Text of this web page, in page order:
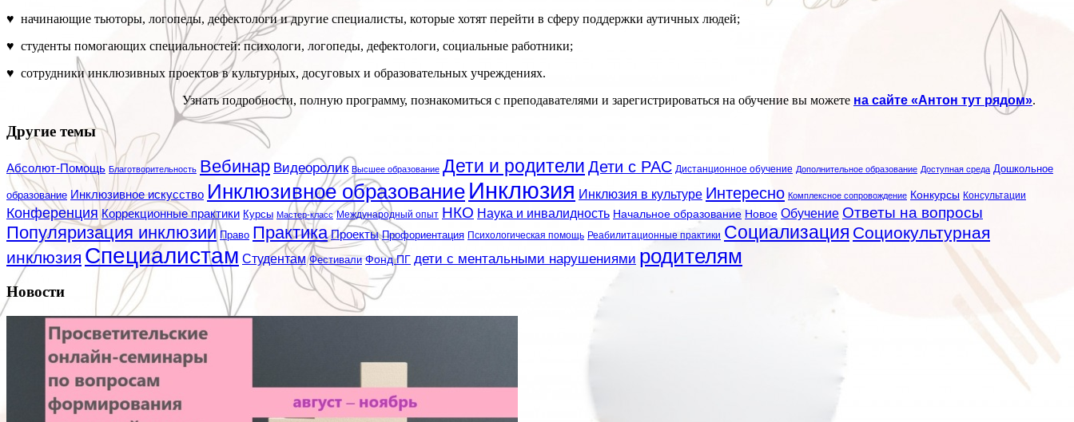
♥ начинающие тьюторы, логопеды, дефектологи и другие специалисты, которые хотят перейти в сферу поддержки аутичных людей;
♥ студенты помогающих специальностей: психологи, логопеды, дефектологи, социальные работники;
♥ сотрудники инклюзивных проектов в культурных, досуговых и образовательных учреждениях.
Узнать подробности, полную программу, познакомиться с преподавателями и зарегистрироваться на обучение вы можете на сайте «Антон тут рядом».
Другие темы
Абсолют-Помощь Благотворительность Вебинар Видеоролик Высшее образование Дети и родители Дети с РАС Дистанционное обучение Дополнительное образование Доступная среда Дошкольное
образование Инклюзивное искусство Инклюзивное образование Инклюзия Инклюзия в культуре Интересно Комплексное сопровождение Конкурсы Консультации
Конференция Коррекционные практики Курсы Мастер-класс Международный опыт НКО Наука и инвалидность Начальное образование Новое Обучение Ответы на вопросы
Популяризация инклюзии Право Практика Проекты Профориентация Психологическая помощь Реабилитационные практики Социализация Социокультурная
инклюзия Специалистам Студентам Фестивали Фонд ПГ дети с ментальными нарушениями родителям
Новости